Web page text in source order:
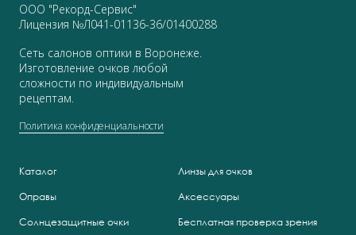
ООО "Рекорд-Сервис"
Лицензия №Л041-01136-36/01400288
Сеть салонов оптики в Воронеже.
Изготовление очков любой
сложности по индивидуальным
рецептам.
Политика конфиденциальности
Каталог
Оправы
Солнцезащитные очки
Линзы для очков
Аксессуары
Бесплатная проверка зрения